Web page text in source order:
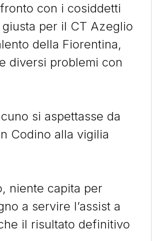
con i cosiddetti
giusta per il CT Azeglio
della Fiorentina,
diversi problemi con
si aspettasse da
Codino alla vigilia
niente capita per
a servire l’assist a
il risultato definitivo
Social